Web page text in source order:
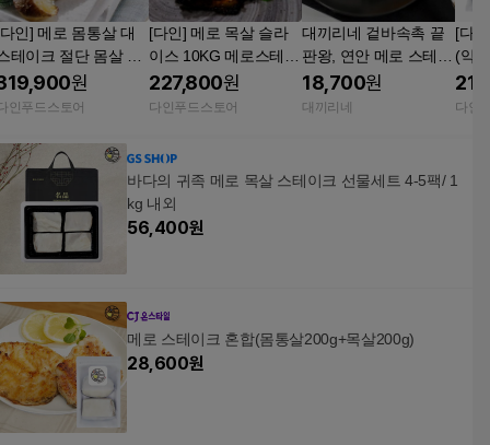
인] 메로 몸통살 대
테이크 절단 몸살 조
찜 대용량 도매 5kg,
개
원
인푸드스토어
[다인] 메로 목살 슬라
이스 10KG 메로스테이
크 구이 찜 술안주 이자
카야 업소용 대용량
227,800원
다인푸드스토어
대끼리네 겉바속촉 끝
판왕, 연안 메로 스테이
크 200g
18,700원
대끼리네
[다
(약
이크
다인
바다의 귀족 메로 목살 스테이크 선물세트 4-5팩/ 1
kg 내외
56,400원
메로 스테이크 혼합(몸통살200g+목살200g)
28,600원